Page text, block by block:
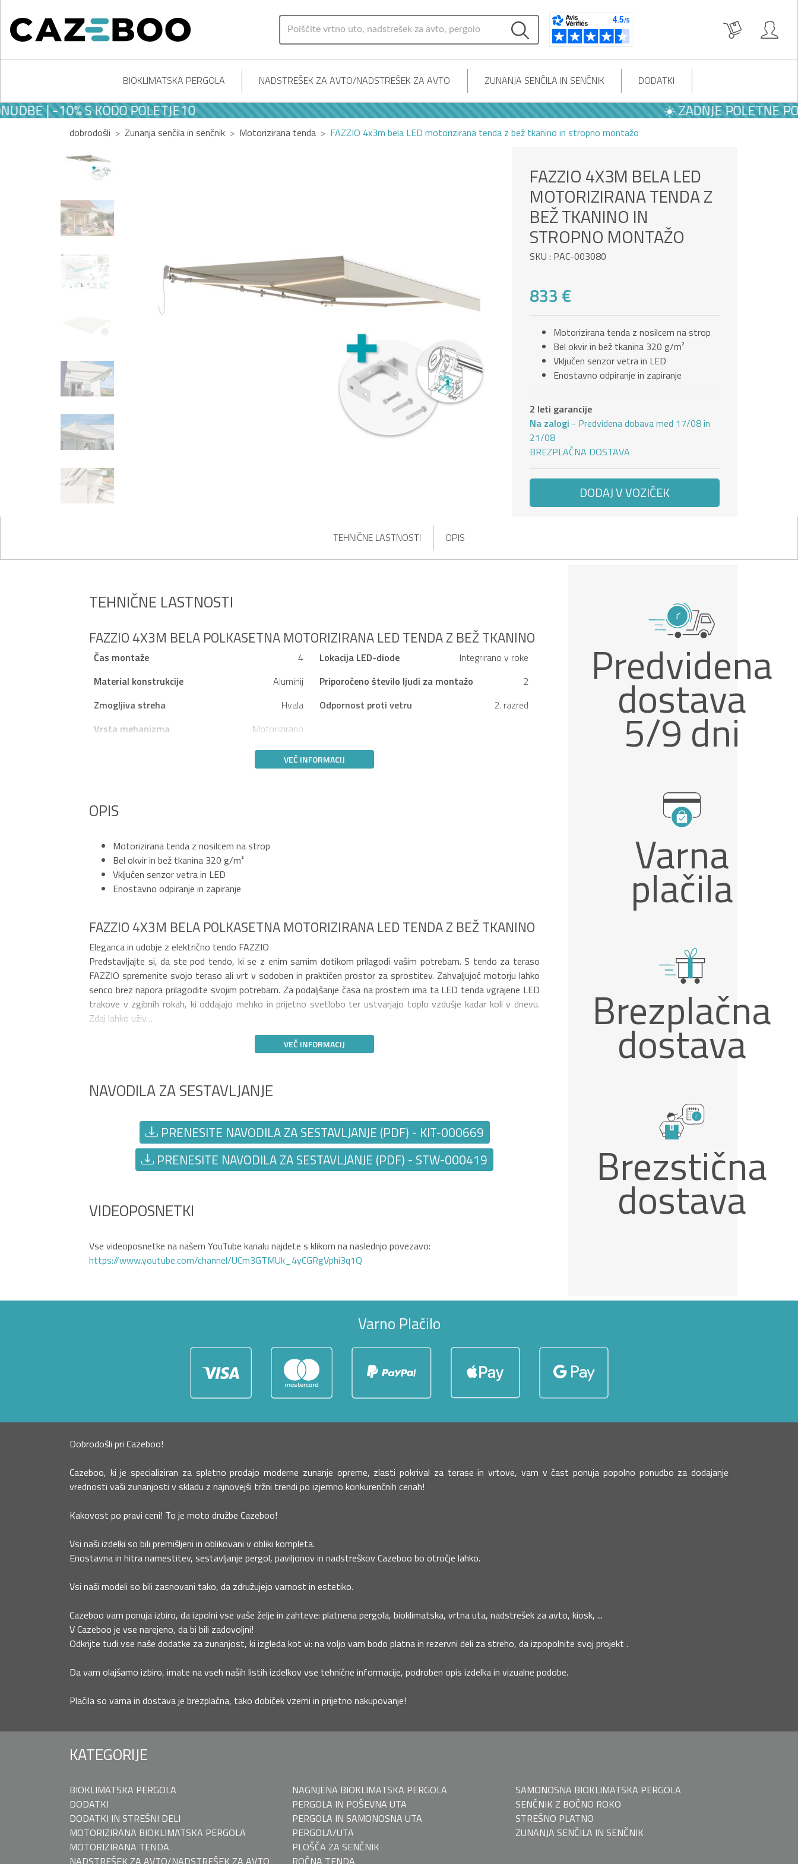
BIOKLIMATSKA PERGOLA NADSTREŠEK ZA AVTO/NADSTREŠEK ZA AVTO ZUNANJA SENČILA IN SENČNIK DODATKI
| -10% S KODO POLETJE10 ☀️ ZADNJE POLETNE
dobrodošli Zunanja senčila in senčnik Motorizirana tenda FAZZIO 4x3m bela LED motorizirana tenda z bež tkanino in stropno montažo
FAZZIO 4X3M BELA LED
MOTORIZIRANA TENDA Z
BEŽ TKANINO IN
STROPNO MONTAŽO
SKU : PAC-003080
833 €
Motorizirana tenda z nosilcem na strop
Bel okvir in bež tkanina 320 g/m²
Vključen senzor vetra in LED
Enostavno odpiranje in zapiranje
2 leti garancije
Na zalogi - Predvidena dobava med 17/08 in
21/08
BREZPLAČNA DOSTAVA
DODAJ V VOZIČEK
TEHNIČNE LASTNOSTI OPIS
TEHNIČNE LASTNOSTI
FAZZIO 4X3M BELA POLKASETNA MOTORIZIRANA LED TENDA Z BEŽ TKANINO
Čas montaže 4 Lokacija LED-diode
Integrirano v roke
Material konstrukcije
Aluminij Priporočeno število ljudi za montažo
2
Zmogljiva streha
Hvala Odpornost proti vetru
2. razred
Vrsta mehanizma
Motorizirano
VEČ INFORMACIJ
OPIS
Motorizirana tenda z nosilcem na strop
Bel okvir in bež tkanina 320 g/m²
Vključen senzor vetra in LED
Enostavno odpiranje in zapiranje
FAZZIO 4X3M BELA POLKASETNA MOTORIZIRANA LED TENDA Z BEŽ TKANINO
Eleganca in udobje z električno tendo FAZZIO
Predstavljajte si, da ste pod tendo, ki se z enim samim dotikom prilagodi vašim potrebam. S tendo za teraso
FAZZIO spremenite svojo teraso ali vrt v sodoben in praktičen prostor za sprostitev. Zahvaljujoč motorju lahko
senco brez napora prilagodite svojim potrebam. Za podaljšanje časa na prostem ima ta LED tenda vgrajene LED
trakove v zgibnih rokah, ki oddajajo mehko in prijetno svetlobo ter ustvarjajo toplo vzdušje kadar koli v dnevu.
Zdaj lahko uživ…
VEČ INFORMACIJ
NAVODILA ZA SESTAVLJANJE
PRENESITE NAVODILA ZA SESTAVLJANJE (PDF) - KIT-000669
PRENESITE NAVODILA ZA SESTAVLJANJE (PDF) - STW-000419
VIDEOPOSNETKI
Vse videoposnetke na našem YouTube kanalu najdete s klikom na naslednjo povezavo:
https://www.youtube.com/channel/UCm3GTMUk_4yCGRgVphi3q1Q
Predvidena
dostava
5/9 dni
Varna
plačila
Brezplačna
dostava
Brezstična
dostava
Varno Plačilo
Dobrodošli pri Cazeboo!
Cazeboo, ki je specializiran za spletno prodajo moderne zunanje opreme, zlasti pokrival za terase in vrtove, vam v čast ponuja popolno ponudbo za dodajanje
vrednosti vaši zunanjosti v skladu z najnovejši tržni trendi po izjemno konkurenčnih cenah!
Kakovost po pravi ceni! To je moto družbe Cazeboo!
Vsi naši izdelki so bili premišljeni in oblikovani v obliki kompleta.
Enostavna in hitra namestitev, sestavljanje pergol, paviljonov in nadstreškov Cazeboo bo otročje lahko.
Vsi naši modeli so bili zasnovani tako, da združujejo varnost in estetiko.
Cazeboo vam ponuja izbiro, da izpolni vse vaše želje in zahteve: platnena pergola, bioklimatska, vrtna uta, nadstrešek za avto, kiosk, ...
V Cazeboo je vse narejeno, da bi bili zadovoljni!
Odkrijte tudi vse naše dodatke za zunanjost, ki izgleda kot vi: na voljo vam bodo platna in rezervni deli za streho, da izpopolnite svoj projekt .
Da vam olajšamo izbiro, imate na vseh naših listih izdelkov vse tehnične informacije, podroben opis izdelka in vizualne podobe.
Plačila so varna in dostava je brezplačna, tako dobiček vzemi in prijetno nakupovanje!
KATEGORIJE
BIOKLIMATSKA PERGOLA
DODATKI
DODATKI IN STREŠNI DELI
MOTORIZIRANA BIOKLIMATSKA PERGOLA
MOTORIZIRANA TENDA
NADSTREŠEK ZA AVTO/NADSTREŠEK ZA AVTO
NAGNJENA BIOKLIMATSKA PERGOLA
PERGOLA IN POŠEVNA UTA
PERGOLA IN SAMONOSNA UTA
PERGOLA/UTA
PLOŠČA ZA SENČNIK
ROČNA TENDA
SAMONOSNA BIOKLIMATSKA PERGOLA
SENČNIK Z BOČNO ROKO
STREŠNO PLATNO
ZUNANJA SENČILA IN SENČNIK